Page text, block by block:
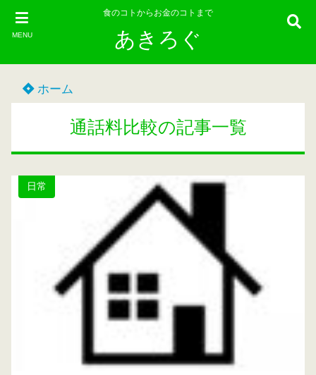
MENU
食のコトからお金のコトまで
あきろぐ
ホーム
通話料比較の記事一覧
日常